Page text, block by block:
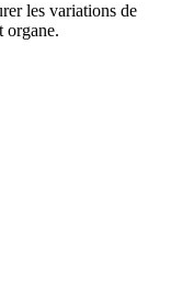
les variations de
organe.